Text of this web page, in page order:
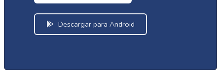
Descargar para Android